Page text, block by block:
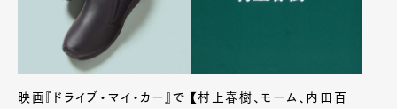
映画『ドライブ・マイ・カー』で
【村上春樹、モーム、内田百